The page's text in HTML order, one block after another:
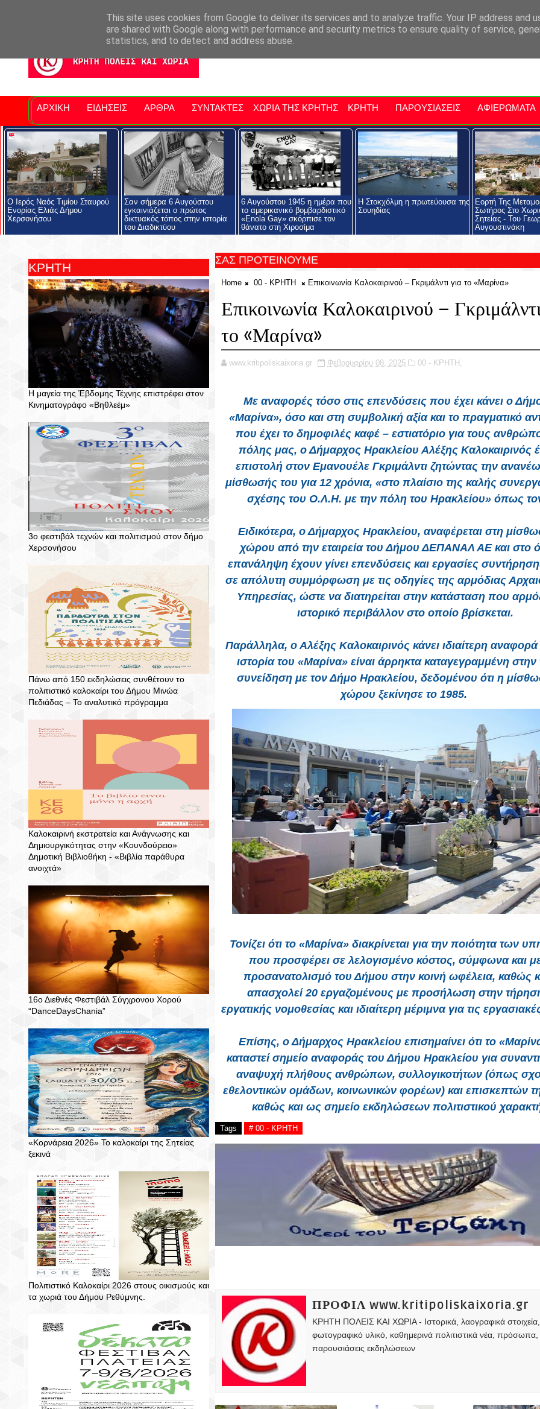
Νομός Λασιθίου Αγαπάμε Ρέθυμνο Επαρχία Μαλεβιζίου Εκδηλώσεις Στην Κρήτη Kriti Traveller
ΑΡΧΙΚΗ ΕΙΔΗΣΕΙΣ ΑΡΘΡΑ ΣΥΝΤΑΚΤΕΣ ΧΩΡΙΑ ΤΗΣ ΚΡΗΤΗΣ ΚΡΗΤΗ ΠΑΡΟΥΣΙΑΣΕΙΣ ΑΦΙΕΡΩΜΑΤΑ
Ο Ιερός Ναός Τιμίου Σταυρού
Ενορίας Ελιάς Δήμου
Χερσονήσου
Σαν σήμερα 6 Αυγούστου
εγκαινιάζεται ο πρώτος
δικτυακός τόπος στην ιστορία
του Διαδικτύου
6 Αυγούστου 1945 η ημέρα που
το αμερικανικό βομβαρδιστικό
«Enola Gay» σκόρπισε τον
θάνατο στη Χιροσίμα
Η Στοκχόλμη η πρωτεύουσα της
Σουηδίας
Εορτή Της
Σωτήρος Στο
Σητείας - Του
Αυγουστινάκη
ΚΡΗΤΗ
Η μαγεία της Έβδομης Τέχνης επιστρέφει στον
Κινηματογράφο «Βηθλεέμ»
3ο φεστιβάλ τεχνών και πολιτισμού στον δήμο
Χερσονήσου
Πάνω από 150 εκδηλώσεις συνθέτουν το
πολιτιστικό καλοκαίρι του Δήμου Μινώα
Πεδιάδας – To αναλυτικό πρόγραμμα
Καλοκαιρινή εκστρατεία και Ανάγνωσης και
Δημιουργικότητας στην «Κουνδούρειο»
Δημοτική Βιβλιοθήκη - «Βιβλία παράθυρα
ανοιχτά»
16ο Διεθνές Φεστιβάλ Σύγχρονου Χορού
“DanceDaysChania”
«Κορνάρεια 2026» Το καλοκαίρι της Σητείας
ξεκινά
Πολιτιστικό Καλοκαίρι 2026 στους οικισμούς και
τα χωριά του Δήμου Ρεθύμνης.
ΣΑΣ ΠΡΟΤΕΙΝΟΥΜΕ
Home 00 - ΚΡΗΤΗ Επικοινωνία Καλοκαιρινού – Γκριμάλντι για το «Μαρίνα»
Επικοινωνία Καλοκαιρινού –
το «Μαρίνα»
www.kritipoliskaixoria.gr Φεβρουαρίου 08, 2025 00 - ΚΡΗΤΗ,
Με αναφορές τόσο στις επενδύσεις που έχει κάνει ο
«Μαρίνα», όσο και στη συμβολική αξία και το πραγματικό
που έχει το δημοφιλές καφέ – εστιατόριο για τους
πόλης μας, ο Δήμαρχος Ηρακλείου Αλέξης Καλοκαιρινός
επιστολή στον Εμανουέλε Γκριμάλντι ζητώντας την
μίσθωσής του για 12 χρόνια, «στο πλαίσιο της καλής
σχέσης του Ο.Λ.Η. με την πόλη του Ηρακλείου» όπως
Ειδικότερα, ο Δήμαρχος Ηρακλείου, αναφέρεται στη
χώρου από την εταιρεία του Δήμου ΔΕΠΑΝΑΛ ΑΕ και στο
επανάληψη έχουν γίνει επενδύσεις και εργασίες
σε απόλυτη συμμόρφωση με τις οδηγίες της αρμόδιας
Υπηρεσίας, ώστε να διατηρείται στην κατάσταση που
ιστορικό περιβάλλον στο οποίο βρίσκεται.
Παράλληλα, ο Αλέξης Καλοκαιρινός κάνει ιδιαίτερη αναφορά
ιστορία του «Μαρίνα» είναι άρρηκτα καταγεγραμμένη στην
συνείδηση με τον Δήμο Ηρακλείου, δεδομένου ότι η
χώρου ξεκίνησε το 1985.
Τονίζει ότι το «Μαρίνα» διακρίνεται για την ποιότητα των
που προσφέρει σε λελογισμένο κόστος, σύμφωνα και
προσανατολισμό του Δήμου στην κοινή ωφέλεια, καθώς
απασχολεί 20 εργαζομένους με προσήλωση στην
εργατικής νομοθεσίας και ιδιαίτερη μέριμνα για τις
Επίσης, ο Δήμαρχος Ηρακλείου επισημαίνει ότι το
καταστεί σημείο αναφοράς του Δήμου Ηρακλείου για
αναψυχή πλήθους ανθρώπων, συλλογικοτήτων (όπως
εθελοντικών ομάδων, κοινωνικών φορέων) και επισκεπτών
καθώς και ως σημείο εκδηλώσεων πολιτιστικού
Tags # 00 - ΚΡΗΤΗ
ΠΡΟΦΙΛ www.kritipoliskaixoria.gr
ΚΡΗΤΗ ΠΟΛΕΙΣ ΚΑΙ ΧΩΡΙΑ - Ιστορικά, λαογραφικά
φωτογραφικό υλικό, καθημερινά πολιτιστικά νέα, πρόσωπα,
παρουσιάσεις εκδηλώσεων
This site uses cookies from Google to deliver its services and to analyze traffic. Your IP address and
are shared with Google along with performance and security metrics to ensure quality of service,
statistics, and to detect and address abuse.